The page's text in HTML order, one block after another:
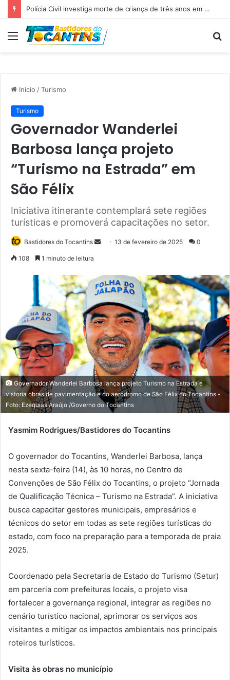
Polícia Civil investiga morte de criança de três anos em Palmas; pai é suspeito de agressão
Menu
Início /Turismo
Turismo
Governador Wanderlei
Barbosa lança projeto
“Turismo na Estrada” em
São Félix
Iniciativa itinerante contemplará sete regiões
turísticas e promoverá capacitações no setor.
Bastidores do Tocantins
e
u
m
e
-
m
a
i
l
13 de fevereiro de 2025 0
108 1 minuto de leitura
Governador Wanderlei Barbosa lança projeto Turismo na Estrada e
vistoria obras de pavimentação e do aeródromo de São Félix do Tocantins -
Foto: Ezequias Araújo /Governo do Tocantins
Yasmim Rodrigues/Bastidores do Tocantins
O governador do Tocantins, Wanderlei Barbosa, lança
nesta sexta-feira (14), às 10 horas, no Centro de
Convenções de São Félix do Tocantins, o projeto “Jornada
de Qualificação Técnica – Turismo na Estrada”. A iniciativa
busca capacitar gestores municipais, empresários e
técnicos do setor em todas as sete regiões turísticas do
estado, com foco na preparação para a temporada de praia
2025.
Coordenado pela Secretaria de Estado do Turismo (Setur)
em parceria com prefeituras locais, o projeto visa
fortalecer a governança regional, integrar as regiões no
cenário turístico nacional, aprimorar os serviços aos
visitantes e mitigar os impactos ambientais nos principais
roteiros turísticos.
Visita às obras no município